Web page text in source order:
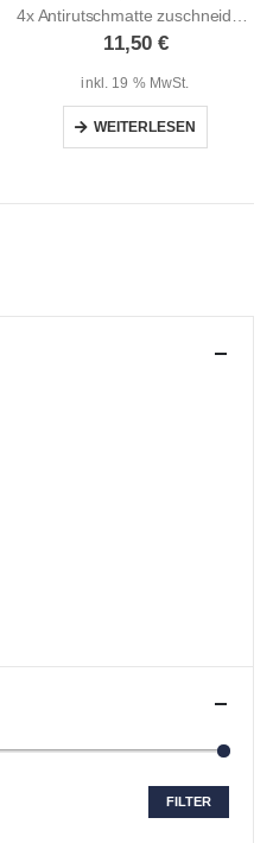
11,50 €
inkl. 19 % MwSt.
WEITERLESEN
FILTER